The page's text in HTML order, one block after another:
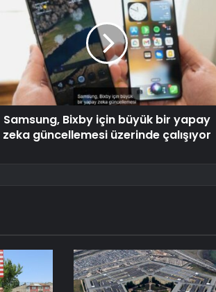
Samsung, Bixby için büyük bir yapay
zeka güncellemesi üzerinde çalışıyor